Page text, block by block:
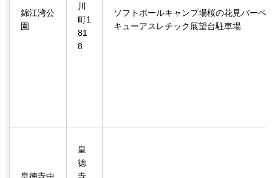
錦江湾公
園
川
町1
81
8
ソフトボールキャンプ場桜の花見バーベ
キューアスレチック展望台駐車場
皇徳寺中
皇
徳
寺